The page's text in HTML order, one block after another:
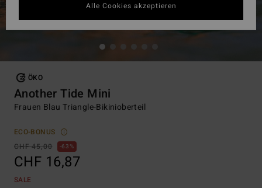
ÖKO
Another Tide Mini
Frauen Blau Triangle-Bikinioberteil
ECO-BONUS
CHF 45,00
63%
CHF 16,87
SALE
Alle Cookies akzeptieren